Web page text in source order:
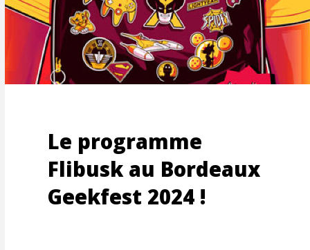
Le programme
Flibusk au Bordeaux
Geekfest 2024 !